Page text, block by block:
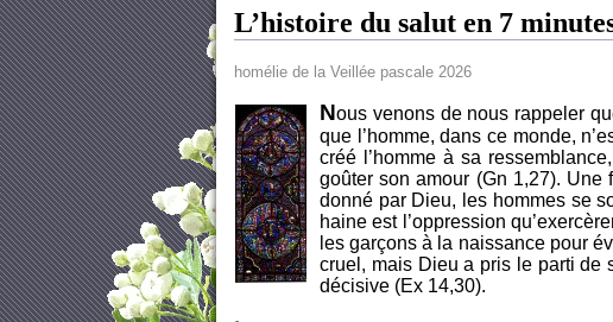
L’histoire du salut en 7
homélie de la Veillée pascale 2026
Nous venons de nous rappeler
que l’homme, dans ce monde,
créé l’homme à sa
goûter son amour (Gn 1,27).
donné par Dieu, les hommes se
haine est l’oppression
les garçons à la naissance pour
cruel, mais Dieu a pris le parti de
décisive (Ex 14,30).